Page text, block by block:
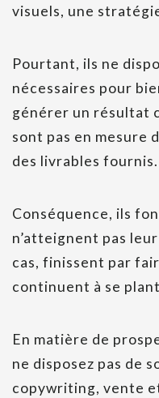
visuels, une
Pourtant, ils ne
nécessaires pour
générer un résultat
sont pas en mesure
des livrables fournis.
Conséquence, ils
n’atteignent pas
cas, finissent par
continuent à se
En matière de
ne disposez pas de
copywriting, vente